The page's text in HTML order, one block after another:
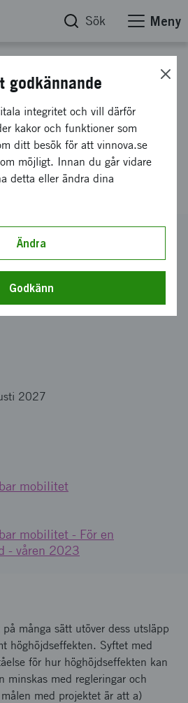
Sök Meny
av
AB-
2027
mobilitet
mobilitet - För en
- våren 2023
många sätt utöver dess utsläpp
höghöjdseffekten. Syftet med
för hur höghöjdseffekten kan
minskas med regleringar och
med projektet är att a)
godkännande
integritet och vill därför
kakor och funktioner som
ditt besök för att vinnova.se
möjligt. Innan du går vidare
detta eller ändra dina
Ändra
Godkänn